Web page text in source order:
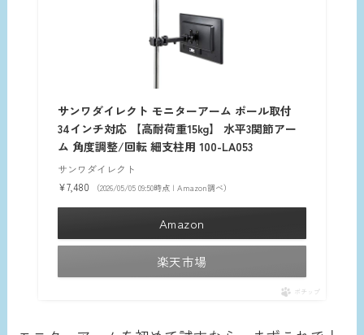
サンワダイレクト モニターアーム ポール取付
34インチ対応 【高耐荷重15kg】 水平3関節アー
ム 角度調整/回転 細支柱用 100-LA053
サンワダイレクト
¥7,480
（2026/05/05 09:50時点 | Amazon調べ）
Amazon
楽天市場
ポチップ